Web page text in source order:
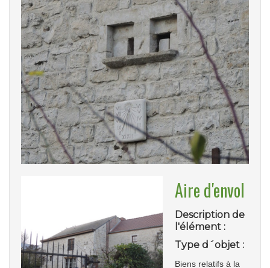
Aire d'envol
Description de
l'élément :
Type d´objet :
Biens relatifs à la